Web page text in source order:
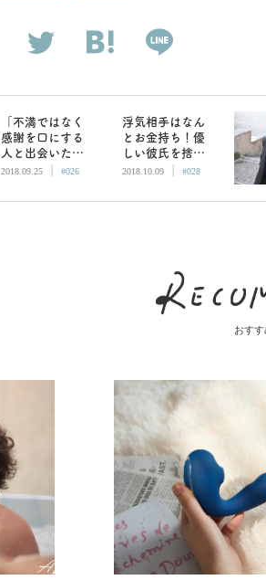
「不満ではなく
感謝を口にする
人と出会いた
い！」だったら
モア
2018.09.25 | #026
浮気相手はなん
とお金持ち！優
しい彼氏を捨て
て、ハイスペ男
2018.10.09 | #028
おすす